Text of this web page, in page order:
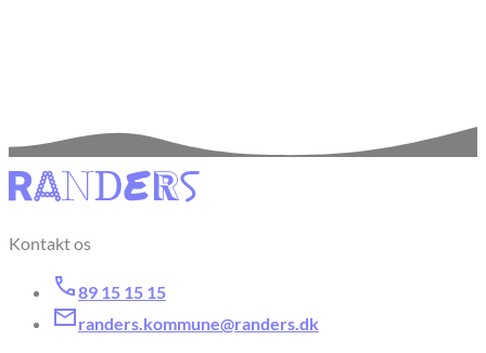
Kontakt os
89 15 15 15
randers.kommune@randers.dk